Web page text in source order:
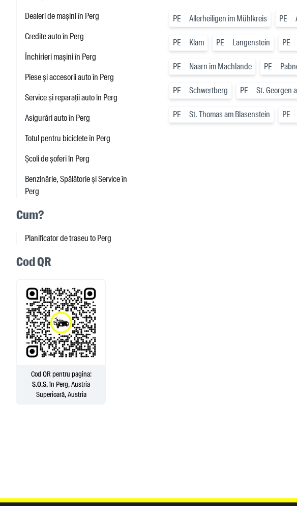
Dealeri de mașini în Perg
Credite auto în Perg
Închirieri mașini în Perg
Piese și accesorii auto în Perg
Service și reparații auto în Perg
Asigurări auto în Perg
Totul pentru biciclete în Perg
Școli de șoferi în Perg
Benzinărie, Spălătorie și Service în
Perg
Cum?
Planificator de traseu to Perg
Cod QR
Cod QR pentru pagina:
S.O.S.în Perg, Austria
Superioară, Austria
PE Allerheiligen im Mühlkreis PE
PE Klam PE Langenstein PE
PE Naarn im Machlande PE
PE Schwertberg PE St. Georgen
PE St. Thomas am Blasenstein PE